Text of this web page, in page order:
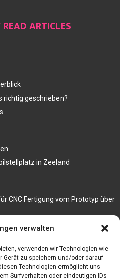
verwalten
verwenden wir Technologien wie
Gerät zu speichern und/oder darauf
Technologien ermöglicht uns
Surfverhalten oder eindeutigen IDs
ARTICLES
richtig geschrieben?
in Zeeland
CNC Fertigung vom Prototyp über